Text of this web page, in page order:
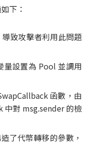
下：
致攻擊者利用此問題
量設置為 Pool 並調用
函數，由
對 msg.sender 的檢
了代幣轉移的參數，